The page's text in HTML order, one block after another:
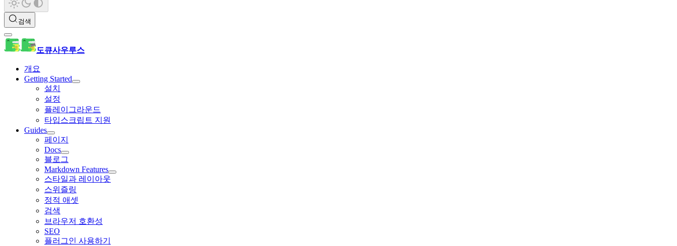
검색
도큐사우루스
개요
Getting Started
설치
설정
플레이그라운드
타입스크립트 지원
Guides
페이지
Docs
블로그
Markdown Features
스타일과 레이아웃
스위즐링
정적 애셋
검색
브라우저 호환성
SEO
플러그인 사용하기